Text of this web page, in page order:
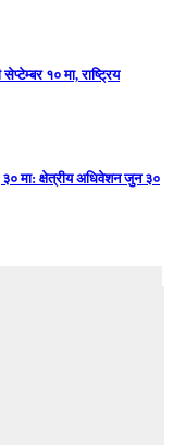
१० मा, राष्ट्रिय
मा: क्षेत्रीय अधिवेशन जुन ३०